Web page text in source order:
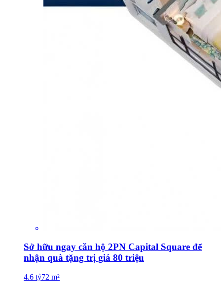
Sở hữu ngay căn hộ 2PN Capital Square để
nhận quà tặng trị giá 80 triệu
4.6 tỷ72 m²